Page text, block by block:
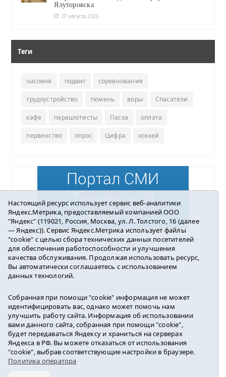
Ялуторовска
07 августа 2026
Теги
часовня подвиг соревнования
трудоустройство тюмень воры Спасатели
кафе парашютисты Пасха оплата
первенство опрос Цифра хоккей
Погода в Ялуторовске
района2016-2023
Учредитель: АНО «ИИЦ « Ялуторовская жизнь».
Главный редактор: Вешкурцева С.П.
E-mail:yznaet@inbox.ruТел.: 8(34535)2-02-51
Регистрационный номер ЭЛ № ФС 77-64937 от
24.02.2016г. выдан Федеральной службой по надзору
в сфере связи, информационных технологий и
Настоящий ресурс использует сервис веб-аналитики
Яндекс.Метрика, предоставляемый компанией ООО
"Яндекс" (119021, Россия, Москва, ул. Л. Толстого, 16 (далее
— Яндекс)). Сервис Яндекс.Метрика использует файлы
"cookie" с целью сбора технических данных посетителей
для обеспечения работоспособности и улучшения
качества обслуживания. Продолжая использовать ресурс,
Вы автоматически соглашаетесь с использованием
данных технологий.
Собранная при помощи "cookie" информация не может
идентифицировать вас, однако может помочь нам
улучшить работу сайта. Информация об использовании
вами данного сайта, собранная при помощи "cookie",
будет передаваться Яндексу и храниться на серверах
Яндекса в РФ. Вы можете отказаться от использования
"cookie", выбрав соответствующие настройки в браузере.
Политика оператора